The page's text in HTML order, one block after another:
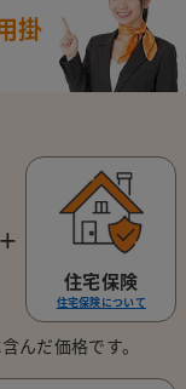
掛
＋
住宅保険
住宅保険について
んだ価格です。